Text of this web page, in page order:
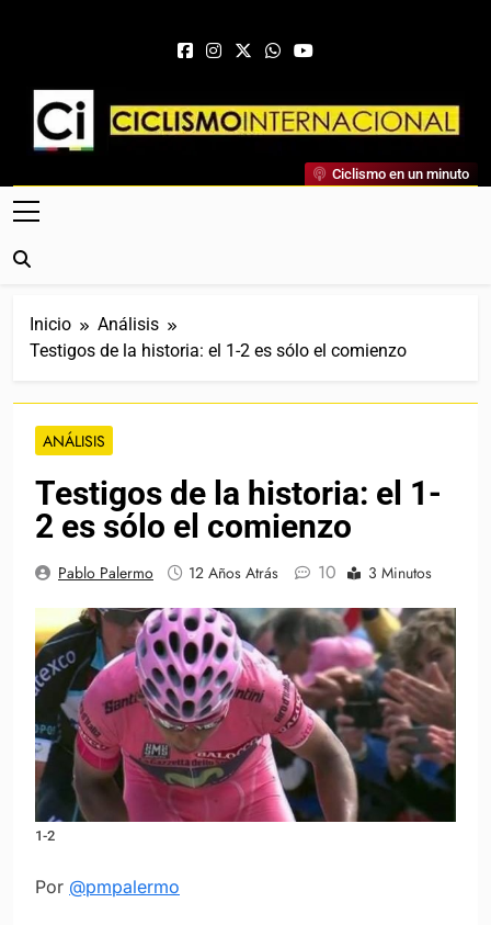
Ciclismo Internacional
Web Dedicada Al Ciclismo Mundial. Entrevistas, Análisis,
Crónicas, Previas Y Más. La Web Ciclista De Referencia.
Ciclismo en un minuto
Inicio
Análisis
Testigos de la historia: el 1-2 es sólo el comienzo
ANÁLISIS
Testigos de la historia: el 1-
2 es sólo el comienzo
Pablo Palermo 12 Años Atrás 10 3 Minutos
1-2
Por @pmpalermo